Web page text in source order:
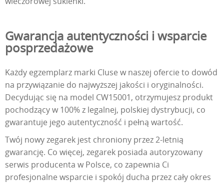
Gwarancja autentyczności i wsparcie
posprzedażowe
Każdy egzemplarz marki Cluse w naszej ofercie to dowód
na przywiązanie do najwyższej jakości i oryginalności.
Decydując się na model CW15001, otrzymujesz produkt
pochodzący w 100% z legalnej, polskiej dystrybucji, co
gwarantuje jego autentyczność i pełną wartość.
Twój nowy zegarek jest chroniony przez 2-letnią
gwarancję. Co więcej, zegarek posiada autoryzowany
serwis producenta w Polsce, co zapewnia Ci
profesjonalne wsparcie i spokój ducha przez cały okres